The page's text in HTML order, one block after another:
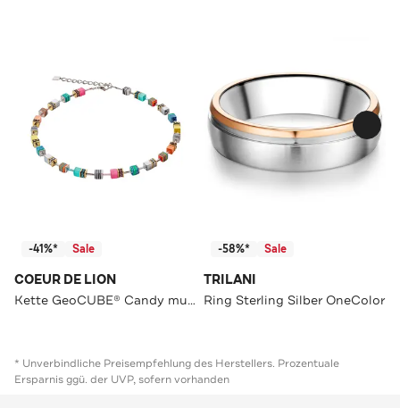
-41%* Sale
COEUR DE LION
Kette GeoCUBE® Candy multicolorspring
-58%* Sale
TRILANI
Ring Sterling Silber OneColor
* Unverbindliche Preisempfehlung des Herstellers. Prozentuale
Ersparnis ggü. der UVP, sofern vorhanden